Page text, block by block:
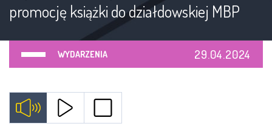
promocję książki do działdowskiej MBP
WYDARZENIA 29.04.2024